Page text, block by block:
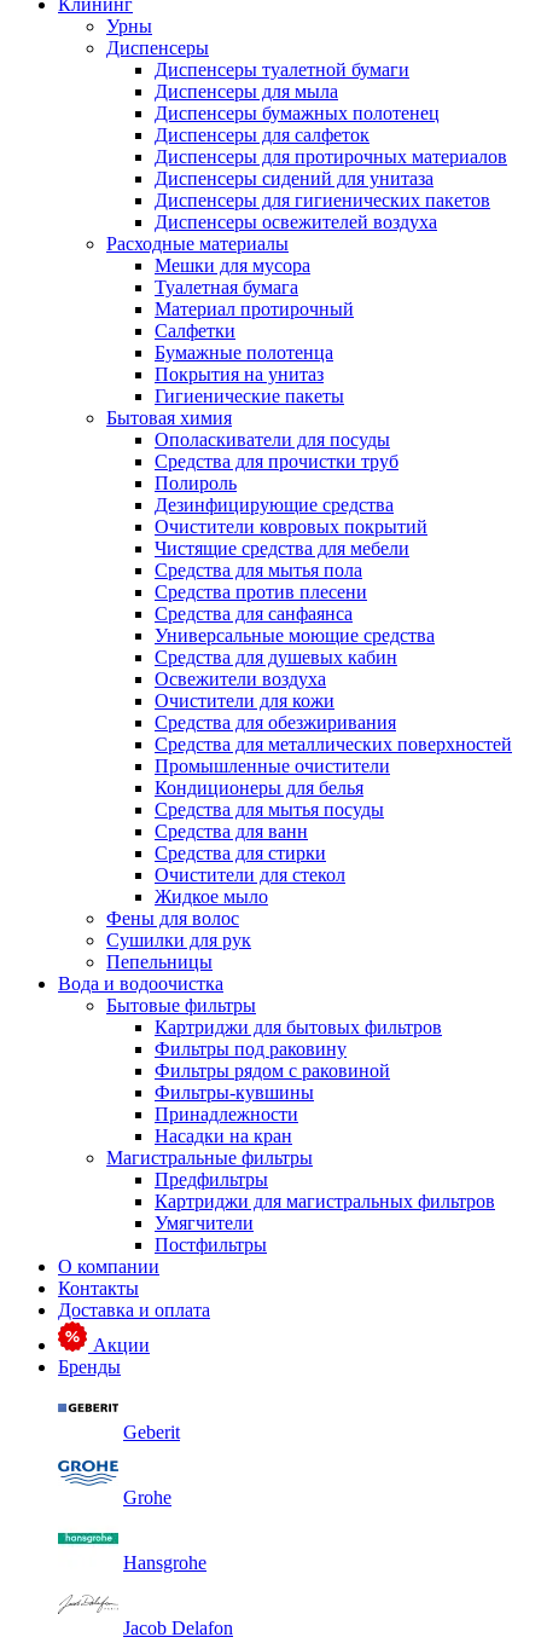
Клининг
Урны
Диспенсеры
Диспенсеры туалетной бумаги
Диспенсеры для мыла
Диспенсеры бумажных полотенец
Диспенсеры для салфеток
Диспенсеры для протирочных материалов
Диспенсеры сидений для унитаза
Диспенсеры для гигиенических пакетов
Диспенсеры освежителей воздуха
Расходные материалы
Мешки для мусора
Туалетная бумага
Материал протирочный
Салфетки
Бумажные полотенца
Покрытия на унитаз
Гигиенические пакеты
Бытовая химия
Ополаскиватели для посуды
Средства для прочистки труб
Полироль
Дезинфицирующие средства
Очистители ковровых покрытий
Чистящие средства для мебели
Средства для мытья пола
Средства против плесени
Средства для санфаянса
Универсальные моющие средства
Средства для душевых кабин
Освежители воздуха
Очистители для кожи
Средства для обезжиривания
Средства для металлических поверхностей
Промышленные очистители
Кондиционеры для белья
Средства для мытья посуды
Средства для ванн
Средства для стирки
Очистители для стекол
Жидкое мыло
Фены для волос
Сушилки для рук
Пепельницы
Вода и водоочистка
Бытовые фильтры
Картриджи для бытовых фильтров
Фильтры под раковину
Фильтры рядом с раковиной
Фильтры-кувшины
Принадлежности
Насадки на кран
Магистральные фильтры
Предфильтры
Картриджи для магистральных фильтров
Умягчители
Постфильтры
О компании
Контакты
Доставка и оплата
Акции
Бренды
Geberit
Grohe
Hansgrohe
Jacob Delafon